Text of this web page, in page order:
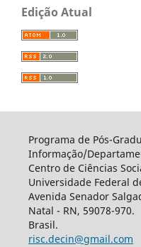
Edição Atual
Programa de Pós-
Informação/
Centro de Ciências
Universidade Federal
Avenida Senador
Natal - RN, 59078-970.
Brasil.
risc.decin@gmail.com